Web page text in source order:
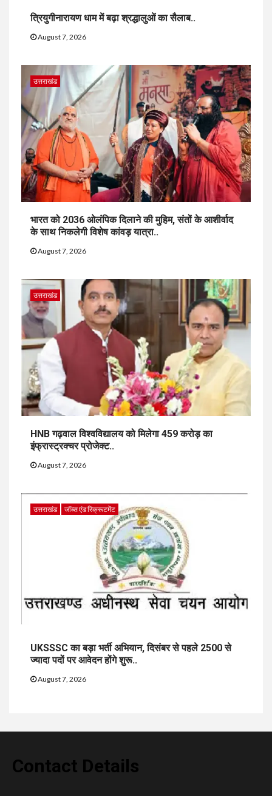
त्रियुगीनारायण धाम में बढ़ा श्रद्धालुओं का सैलाब..
August 7, 2026
उत्तराखंड
भारत को 2036 ओलंपिक दिलाने की मुहिम, संतों के आशीर्वाद
के साथ निकलेगी विशेष कांवड़ यात्रा..
August 7, 2026
उत्तराखंड
HNB गढ़वाल विश्वविद्यालय को मिलेगा 459 करोड़ का
इंफ्रास्ट्रक्चर प्रोजेक्ट..
August 7, 2026
उत्तराखंड जॉब्स एंड रिक्रूटमेंट
UKSSSC का बड़ा भर्ती अभियान, दिसंबर से पहले 2500 से
ज्यादा पदों पर आवेदन होंगे शुरू..
August 7, 2026
Contact Details